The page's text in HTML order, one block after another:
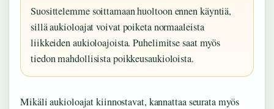
Suosittelemme soittamaan huoltoon ennen käyntiä,
sillä aukioloajat voivat poiketa normaaleista
liikkeiden aukioloajoista. Puhelimitse saat myös
tiedon mahdollisista poikkeusaukioloista.
Mikäli aukioloajat kiinnostavat, kannattaa seurata myös